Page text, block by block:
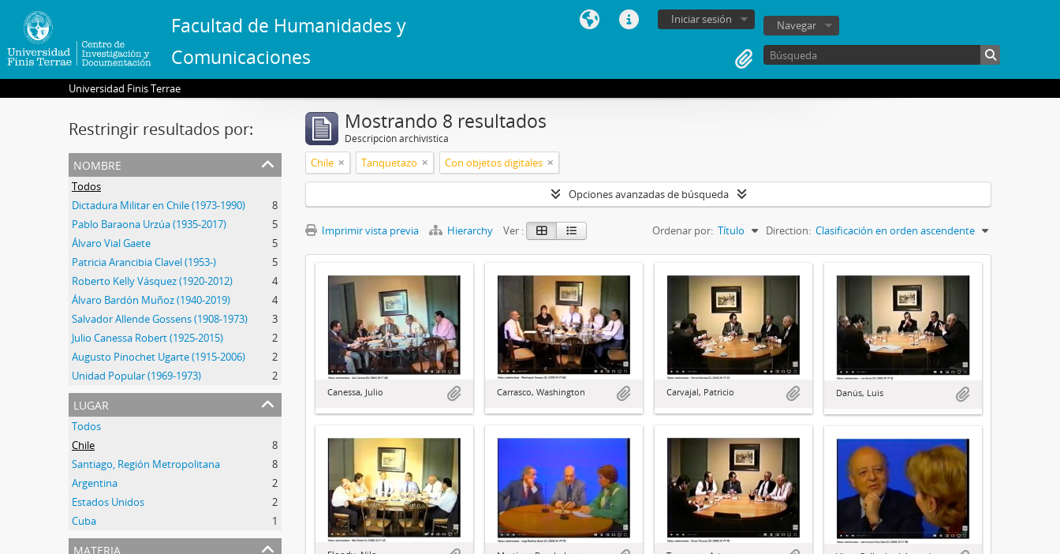
Facultad de Humanidades y
Comunicaciones
Iniciar sesión Navegar
Universidad Finis Terrae
Restringir resultados por:
nombre
Todos
Dictadura Militar en Chile (1973-1990)
8
Pablo Baraona Urzúa (1935-2017)
5
Álvaro Vial Gaete
5
Patricia Arancibia Clavel (1953-)
5
Roberto Kelly Vásquez (1920-2012)
4
Álvaro Bardón Muñoz (1940-2019)
4
Salvador Allende Gossens (1908-1973)
3
Julio Canessa Robert (1925-2015)
2
Augusto Pinochet Ugarte (1915-2006)
2
Unidad Popular (1969-1973)
2
lugar
Todos
Chile
8
Santiago, Región Metropolitana
8
Argentina
2
Estados Unidos
2
Cuba
1
materia
Mostrando 8 resultados
Descripción archivística
Chile Tanquetazo Con objetos digitales
Opciones avanzadas de búsqueda
Imprimir vista previa Hierarchy Ver : Ordenar por: Título Direction: Clasificación en orden ascendente
Canessa, Julio Carrasco, Washington Carvajal, Patricio Danús, Luis